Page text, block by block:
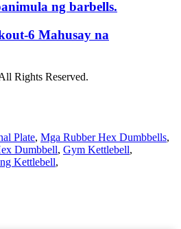
ng barbells.
6 Mahusay na
Rights Reserved.
Plate, Mga Rubber Hex Dumbbells,
Dumbbell, Gym Kettlebell,
Kettlebell,